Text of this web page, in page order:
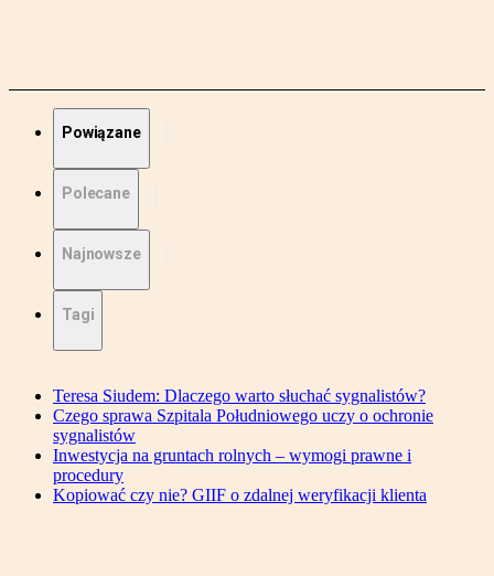
Powiązane
Polecane
Najnowsze
Tagi
Teresa Siudem: Dlaczego warto słuchać sygnalistów?
Czego sprawa Szpitala Południowego uczy o ochronie
sygnalistów
Inwestycja na gruntach rolnych – wymogi prawne i
procedury
Kopiować czy nie? GIIF o zdalnej weryfikacji klienta